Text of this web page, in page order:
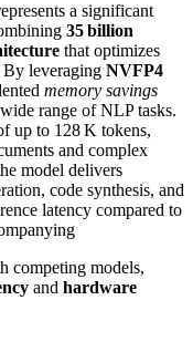
a significant
35 billion
that optimizes
By leveraging NVFP4
memory savings
range of NLP tasks.
up to 128 K tokens,
and complex
model delivers
code synthesis, and
latency compared to
competing models,
and hardware